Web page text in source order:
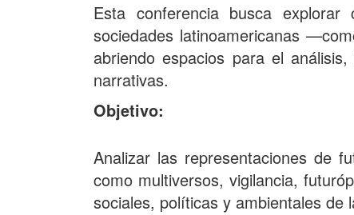
Esta conferencia busca
sociedades latinoamericanas
abriendo espacios para el
narrativas.
Objetivo:
Analizar las representaciones de
como multiversos, vigilancia,
sociales, políticas y ambientales de